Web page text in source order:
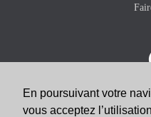
En poursuivant votre
vous acceptez